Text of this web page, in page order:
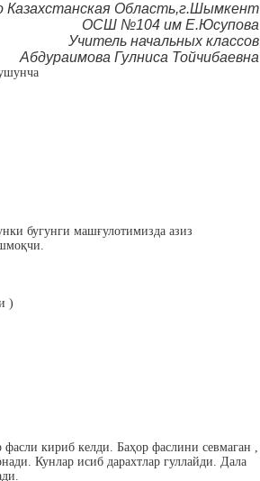
Казахстанская Область,г.Шымкент
ОСШ №104 им Е.Юсупова
Учитель начальных классов
Абдураимова Гулниса Тойчибаевна
бугунги машғулотимизда азиз
)
кириб келди. Баҳор фаслини севмаган ,
Кунлар исиб дарахтлар гуллайди. Дала